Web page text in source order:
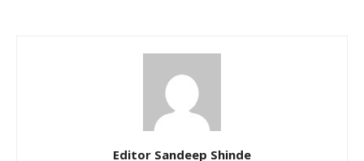
Editor Sandeep Shinde